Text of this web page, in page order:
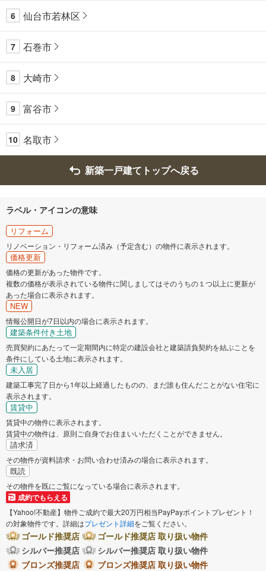
6 仙台市若林区
7 石巻市
8 大崎市
9 富谷市
10 名取市
新築一戸建てトップへ戻る
ラベル・アイコンの意味
リフォーム
リノベーション・リフォーム済み（予定含む）の物件に表示されます。
価格更新
価格の更新があった物件です。
複数の価格が表示されている物件に関しましてはそのうちの１つ以上に更新が
あった場合に表示されます。
NEW
情報公開日が7日以内の場合に表示されます。
建築条件付き土地
売買契約にあたって一定期間内に特定の建設会社と建築請負契約を結ぶことを
条件にしている土地に表示されます。
未入居
建築工事完了日から1年以上経過したものの、まだ誰も住んだことがない住宅に
表示されます。
賃貸中
賃貸中の物件に表示されます。
賃貸中の物件は、原則ご自身でお住まいいただくことができません。
請求済
その物件が資料請求・お問い合わせ済みの場合に表示されます。
既読
その物件を既にご覧になっている場合に表示されます。
成約でもらえる
【Yahoo!不動産】物件ご成約で最大20万円相当PayPayポイントプレゼント！
の対象物件です。詳細はプレゼント詳細をご覧ください。
ゴールド推奨店
ゴールド推奨店 取り扱い物件
シルバー推奨店
シルバー推奨店 取り扱い物件
ブロンズ推奨店
ブロンズ推奨店 取り扱い物件